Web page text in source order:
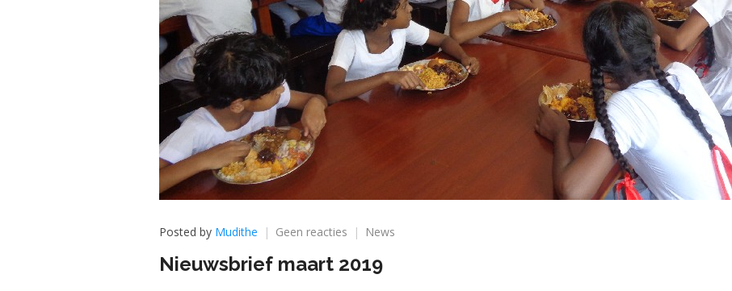
Posted by Mudithe Geen reacties op
maart
News
Nieuwsbrief maart 2019